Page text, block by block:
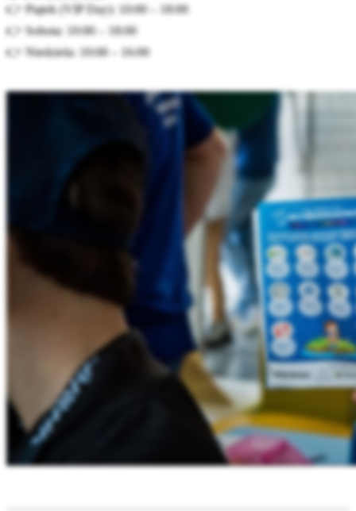
👉 Piątek (VIP Day): 10:00 – 18:00
👉 Sobota: 10:00 – 18:00
👉 Niedziela: 10:00 – 16:00